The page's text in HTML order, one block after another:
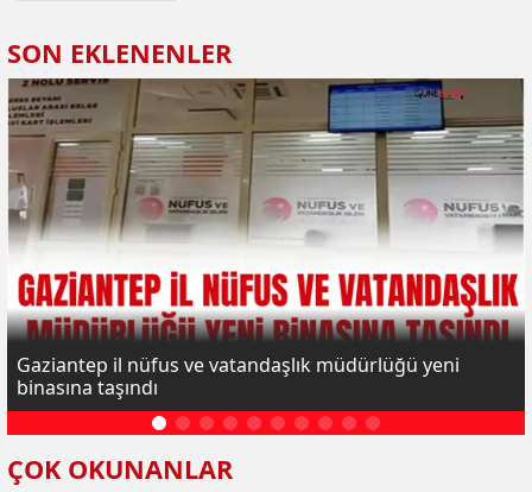
SON EKLENENLER
Gaziantep il nüfus ve vatandaşlık müdürlüğü yeni
binasına taşındı
ÇOK OKUNANLAR